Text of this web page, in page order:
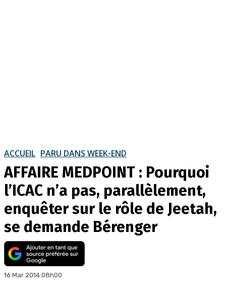
ACCUEIL PARU DANS WEEK-END
AFFAIRE MEDPOINT : Pourquoi
l’ICAC n’a pas, parallèlement,
enquêter sur le rôle de Jeetah,
se demande Bérenger
16 Mar 2014 08h00